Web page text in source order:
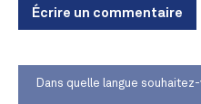
Écrire un commentaire
Dans quelle langue